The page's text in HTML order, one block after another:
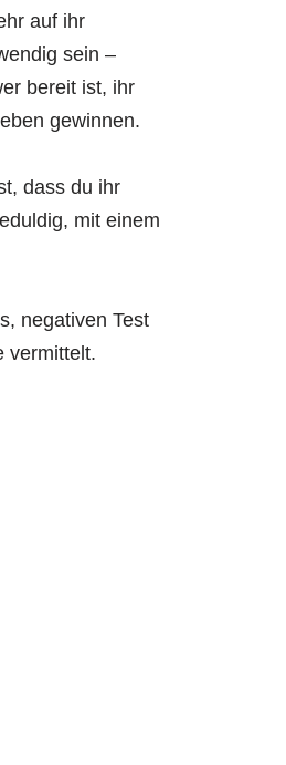
auf ihr
sein –
bereit ist, ihr
gewinnen.
dass du ihr
mit einem
negativen Test
vermittelt.